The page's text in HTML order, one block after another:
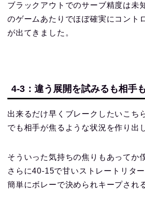
ブラックアウトでのサーブ精度は未
のゲームあたりでほぼ確実にコント
が出てきました。
4-3：違う展開を試みるも相手
出来るだけ早くブレークしたいこち
でも相手が焦るような状況を作り出
そういった気持ちの焦りもあってか
さらに40-15で甘いストレートリタ
簡単にボレーで決められキープされ